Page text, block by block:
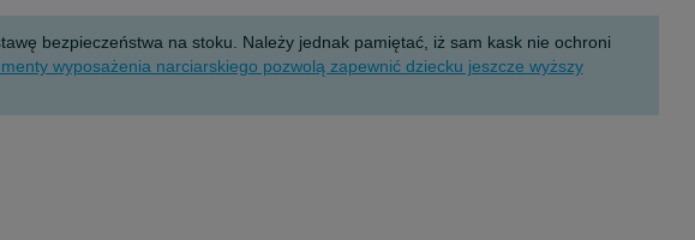
bezpieczeństwa na stoku. Należy jednak pamiętać, iż sam kask nie ochroni
wyposażenia narciarskiego pozwolą zapewnić dziecku jeszcze wyższy